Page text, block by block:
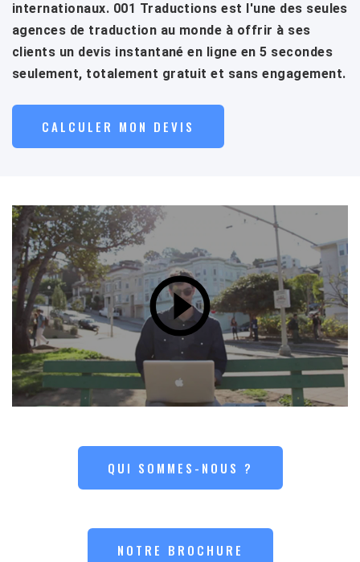
internationaux. 001 Traductions est l'une des seules
agences de traduction au monde à offrir à ses
clients un devis instantané en ligne en 5 secondes
seulement, totalement gratuit et sans engagement.
CALCULER MON DEVIS
QUI SOMMES-NOUS ?
NOTRE BROCHURE